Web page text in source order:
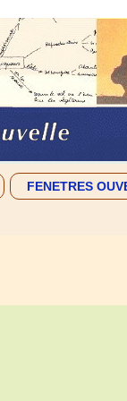
FENETRES
pratique